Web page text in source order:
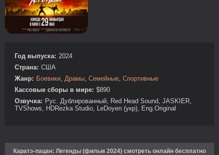
Год выпуска: 2024
Страна: США
Жанр: Боевики Драмы Семейные Спортивные
Кассовые сборы в мире: $890
Озвучка: Рус. Дублированный, Red Head Sound, JASKIER,
TVShows, HDRezka Studio, LeDoyen (укр), Eng.Original
Каратэ-пацан: Легенды (фильм 2024) смотреть онлайн бесплатно